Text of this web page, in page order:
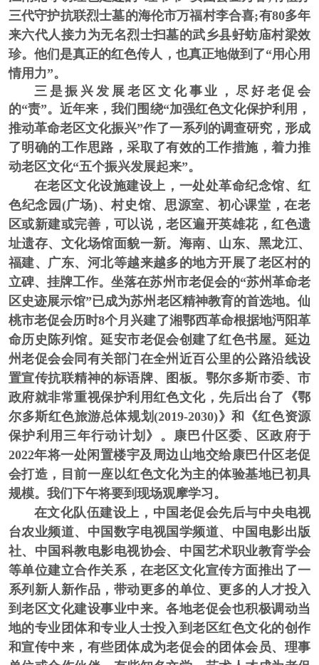
三代守护抗联烈士墓的海伦市万福村李合喜;有80多年
来六代人接力为无名烈士扫墓的武乡县虸蚄庙村梁效
珍。他们是真正的红色传人，也真正地做到了“用心用
情用力”。
三是振兴发展老区文化事业，尽好老促会
的“责”。近年来，我们围绕“加强红色文化保护利用，
推动革命老区文化振兴”作了一系列的调查研究，形成
了明确的工作思路，采取了有效的工作措施，着力推
动老区文化“五个振兴发展起来”。
在老区文化设施建设上， 一处处革命纪念馆、红
色纪念园(广场)、村史馆、思源室、初心课堂，在老
区或新建或完善，可以说，老区遍开英雄花，红色遗
址遗存、文化场馆面貌一新。海南、山东、黑龙江、
福建、广东、河北等越来越多的地方开展了老区村的
立碑、挂牌工作。坐落在苏州市老促会的“苏州革命老
区史迹展示馆”已成为苏州老区精神教育的首选地。仙
桃市老促会历时8个月兴建了湘鄂西革命根据地沔阳革
命历史陈列馆。延安市老促会创建了红色书屋。延边
州老促会会同有关部门在全州近百公里的公路沿线设
置宣传抗联精神的标语牌、图板。鄂尔多斯市委、市
政府就非常重视保护利用红色文化，先后出台了《鄂
尔多斯红色旅游总体规划(2019-2030)》和《红色资源
保护利用三年行动计划》。康巴什区委、区政府于
2022年将一处闲置楼宇及周边山地交给康巴什区老促
会打造，目前一座以红色文化为主的体验基地已初具
规模。我们下午将要到现场观摩学习。
在文化队伍建设上， 中国老促会先后与中央电视
台农业频道、中国数字电视国学频道、中国电影出版
社、中国科教电影电视协会、中国艺术职业教育学会
等单位建立合作关系，在老区文化宣传方面推出了一
系列新人新作品，带动更多的单位、更多的人才投入
到老区文化建设事业中来。各地老促会也积极调动当
地的专业团体和专业人士投入到老区红色文化的创作
和宣传中来，有些团体成为老促会的团体会员、理事